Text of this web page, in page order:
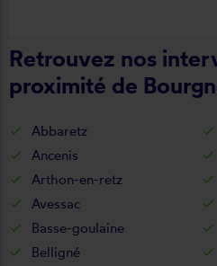
Retrouvez nos
proximité de
Abbaretz
Ancenis
Arthon-en-retz
Avessac
Basse-goulaine
Belligné